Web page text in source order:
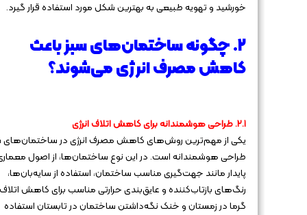
خورشید و تهویه طبیعی به بهترین شکل مورد استفاده قرار گیرد.
۲. چگونه ساختمان‌های سبز باعث
کاهش مصرف انرژی می‌شوند؟
۲.۱. طراحی هوشمندانه برای کاهش اتلاف انرژی
یکی از مهم‌ترین روش‌های کاهش مصرف انرژی در ساختمان‌های
طراحی هوشمندانه است. در این نوع ساختمان‌ها، از اصول
پایدار مانند جهت‌گیری مناسب ساختمان، استفاده از سایه‌بان‌ها،
رنگ‌های بازتاب‌کننده و عایق‌بندی حرارتی مناسب برای کاهش اتلاف
گرما در زمستان و خنک نگه‌داشتن ساختمان در تابستان استفاده